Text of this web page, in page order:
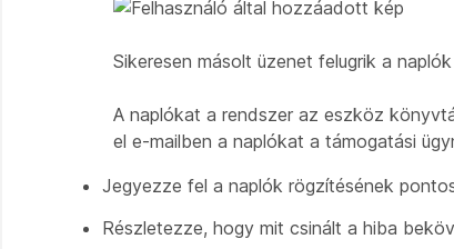
Sikeresen másolt üzenet felugrik a
A naplókat a rendszer az eszköz
el e-mailben a naplókat a támogatási
Jegyezze fel a naplók rögzítésének
Részletezze, hogy mit csinált a hiba